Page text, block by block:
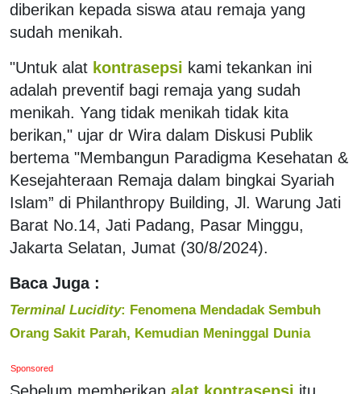
diberikan kepada siswa atau remaja yang
sudah menikah.
"Untuk alat kontrasepsi kami tekankan ini
adalah preventif bagi remaja yang sudah
menikah. Yang tidak menikah tidak kita
berikan," ujar dr Wira dalam Diskusi Publik
bertema "Membangun Paradigma Kesehatan &
Kesejahteraan Remaja dalam bingkai Syariah
Islam” di Philanthropy Building, Jl. Warung Jati
Barat No.14, Jati Padang, Pasar Minggu,
Jakarta Selatan, Jumat (30/8/2024).
Baca Juga :
Terminal Lucidity: Fenomena Mendadak Sembuh
Orang Sakit Parah, Kemudian Meninggal Dunia
Sponsored